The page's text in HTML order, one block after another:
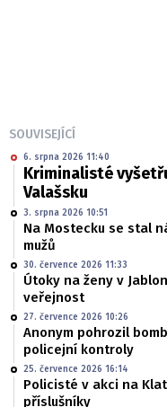
SOUVISEJÍCÍ
6. srpna 2026 11:40
Kriminalisté
Valašsku
3. srpna 2026 10:51
Na Mostecku se stal
mužů
30. července 2026 11:33
Útoky na ženy v
veřejnost
27. července 2026 10:26
Anonym pohrozil
policejní kontroly
25. července 2026 16:14
Policisté v akci na
příslušníky